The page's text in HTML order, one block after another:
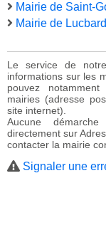
Mairie de Saint-
Mairie de
Le service de
informations sur les
pouvez
mairies (adresse
site internet).
Aucune
directement sur
contacter la mairie
Signaler une